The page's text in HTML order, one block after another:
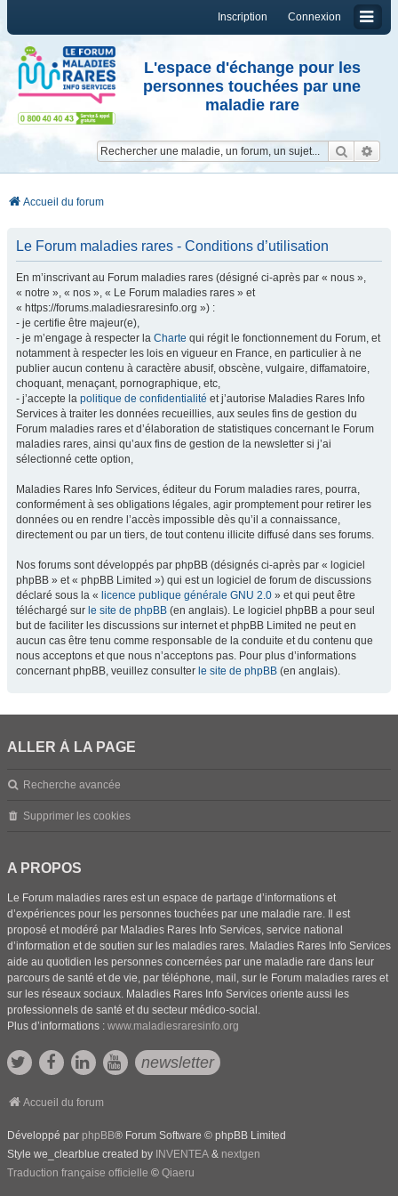
Connexion
Inscription
L'espace d'échange pour les
personnes touchées par une
maladie rare
Accueil du forum
Le Forum maladies rares - Conditions d’utilisation
En m’inscrivant au Forum maladies rares (désigné ci-après par « nous »,
« notre », « nos », « Le Forum maladies rares » et
« https://forums.maladiesraresinfo.org ») :
- je certifie être majeur(e),
- je m’engage à respecter la Charte qui régit le fonctionnement du Forum, et
notamment à respecter les lois en vigueur en France, en particulier à ne
publier aucun contenu à caractère abusif, obscène, vulgaire, diffamatoire,
choquant, menaçant, pornographique, etc,
- j’accepte la politique de confidentialité et j’autorise Maladies Rares Info
Services à traiter les données recueillies, aux seules fins de gestion du
Forum maladies rares et d’élaboration de statistiques concernant le Forum
maladies rares, ainsi qu’aux fins de gestion de la newsletter si j’ai
sélectionné cette option,
Maladies Rares Info Services, éditeur du Forum maladies rares, pourra,
conformément à ses obligations légales, agir promptement pour retirer les
données ou en rendre l’accès impossible dès qu’il a connaissance,
directement ou par un tiers, de tout contenu illicite diffusé dans ses forums.
Nos forums sont développés par phpBB (désignés ci-après par « logiciel
phpBB » et « phpBB Limited ») qui est un logiciel de forum de discussions
déclaré sous la « licence publique générale GNU 2.0 » et qui peut être
téléchargé sur le site de phpBB (en anglais). Le logiciel phpBB a pour seul
but de faciliter les discussions sur internet et phpBB Limited ne peut en
aucun cas être tenu comme responsable de la conduite et du contenu que
nous acceptons et que nous n’acceptons pas. Pour plus d’informations
concernant phpBB, veuillez consulter le site de phpBB (en anglais).
ALLER À LA PAGE
Recherche avancée
Supprimer les cookies
A PROPOS
Le Forum maladies rares est un espace de partage d’informations et
d’expériences pour les personnes touchées par une maladie rare. Il est
proposé et modéré par Maladies Rares Info Services, service national
d’information et de soutien sur les maladies rares. Maladies Rares Info Services
aide au quotidien les personnes concernées par une maladie rare dans leur
parcours de santé et de vie, par téléphone, mail, sur le Forum maladies rares et
sur les réseaux sociaux. Maladies Rares Info Services oriente aussi les
professionnels de santé et du secteur médico-social.
Plus d’informations : www.maladiesraresinfo.org
newsletter
Accueil du forum
Développé par phpBB® Forum Software © phpBB Limited
Style we_clearblue created by INVENTEA & nextgen
Traduction française officielle © Qiaeru